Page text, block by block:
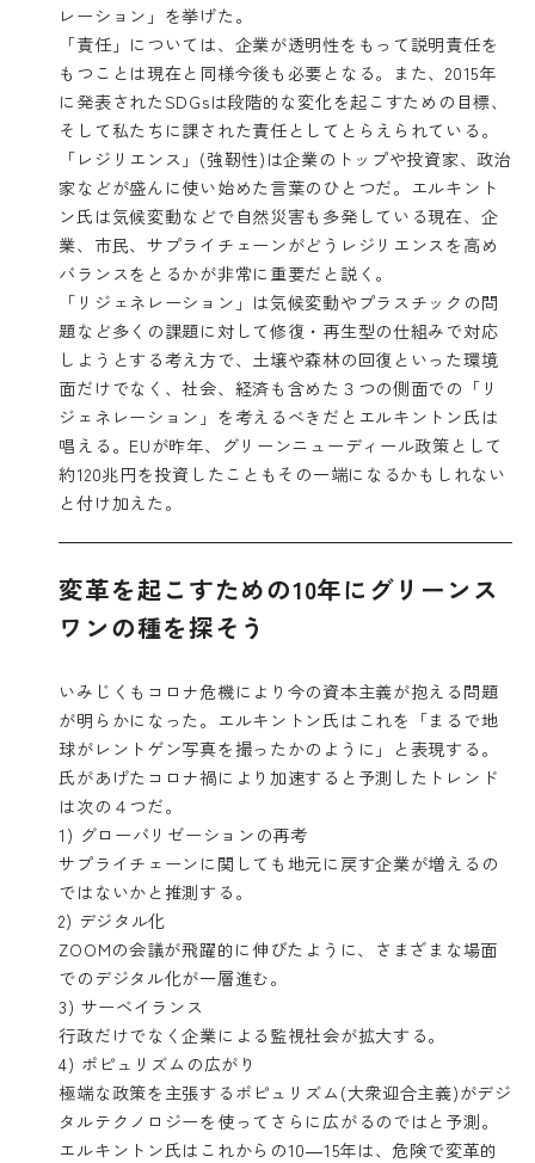
レーション」を挙げた。
「責任」については、企業が透明性をもって説明責任を
もつことは現在と同様今後も必要となる。また、2015年
に発表されたSDGsは段階的な変化を起こすための目標、
そして私たちに課された責任としてとらえられている。
「レジリエンス」(強靭性)は企業のトップや投資家、政治
家などが盛んに使い始めた言葉のひとつだ。エルキント
ン氏は気候変動などで自然災害も多発している現在、企
業、市民、サプライチェーンがどうレジリエンスを高め
バランスをとるかが非常に重要だと説く。
「リジェネレーション」は気候変動やプラスチックの問
題など多くの課題に対して修復・再生型の仕組みで対応
しようとする考え方で、土壌や森林の回復といった環境
面だけでなく、社会、経済も含めた３つの側面での「リ
ジェネレーション」を考えるべきだとエルキントン氏は
唱える。EUが昨年、グリーンニューディール政策として
約120兆円を投資したこともその一端になるかもしれない
と付け加えた。
変革を起こすための10年にグリーンス
ワンの種を探そう
いみじくもコロナ危機により今の資本主義が抱える問題
が明らかになった。エルキントン氏はこれを「まるで地
球がレントゲン写真を撮ったかのように」と表現する。
氏があげたコロナ禍により加速すると予測したトレンド
は次の４つだ。
1) グローバリゼーションの再考
サプライチェーンに関しても地元に戻す企業が増えるの
ではないかと推測する。
2) デジタル化
ZOOMの会議が飛躍的に伸びたように、さまざまな場面
でのデジタル化が一層進む。
3) サーベイランス
行政だけでなく企業による監視社会が拡大する。
4) ポピュリズムの広がり
極端な政策を主張するポピュリズム(大衆迎合主義)がデジ
タルテクノロジーを使ってさらに広がるのではと予測。
エルキントン氏はこれからの10―15年は、危険で変革的